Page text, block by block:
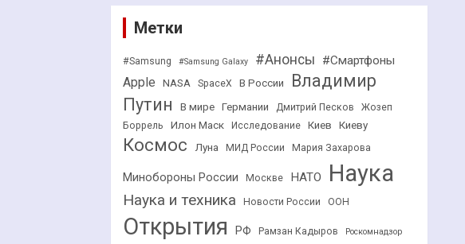
Метки
#Samsung #Samsung Galaxy #Анонсы #Смартфоны
Apple NASA SpaceX В России
Владимир
Путин
В мире Германии Дмитрий Песков
Жозеп
Боррель
Илон Маск Исследование Киев Киеву
Космос Луна МИД России Мария Захарова
Минобороны России Москве НАТО Наука
Наука и техника Новости России ООН
Открытия РФ Рамзан Кадыров Роскомнадзор